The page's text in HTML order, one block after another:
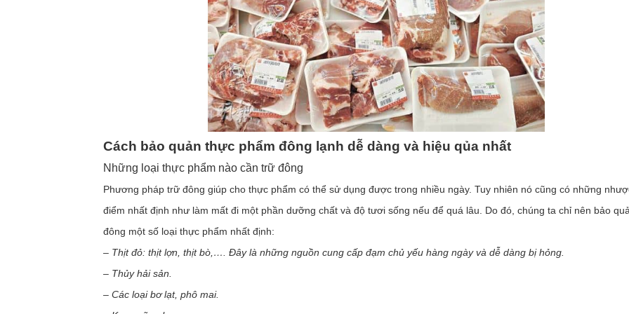
Cách bảo quản thực phẩm đông lạnh dễ dàng và hiệu qủa nhất
Những loại thực phẩm nào cần trữ đông
Phương pháp trữ đông giúp cho thực phẩm có thể sử dụng được trong nhiều ngày. Tuy nhiên nó cũng có những
điểm nhất định như làm mất đi một phần dưỡng chất và độ tươi sống nếu để quá lâu. Do đó, chúng ta chỉ nên bảo
đông một số loại thực phẩm nhất định:
– Thịt đỏ: thịt lợn, thịt bò,…. Đây là những nguồn cung cấp đạm chủ yếu hàng ngày và dễ dàng bị hỏng.
– Thủy hải sản.
– Các loại bơ lạt, phô mai.